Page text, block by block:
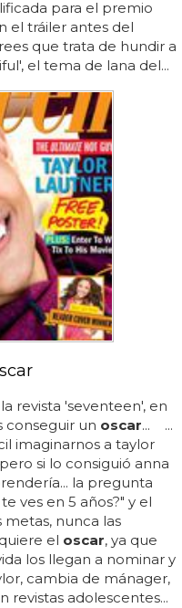
para el premio
el tráiler antes del
que trata de hundir a
el tema de lana del...
revista 'seventeen', en
conseguir un oscar... ...
imaginarnos a taylor
si lo consiguió anna
la pregunta
ves en 5 años?" y el
nunca las
el oscar, ya que
los llegan a nominar y
cambia de mánager,
revistas adolescentes...